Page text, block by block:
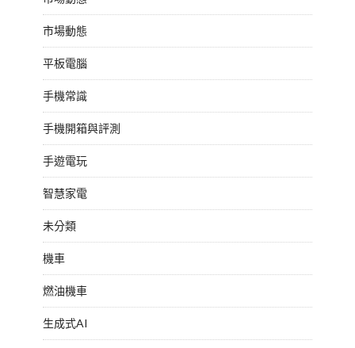
市場動態
平板電腦
手機常識
手機開箱與評測
手遊電玩
智慧家電
未分類
機車
燃油機車
生成式AI